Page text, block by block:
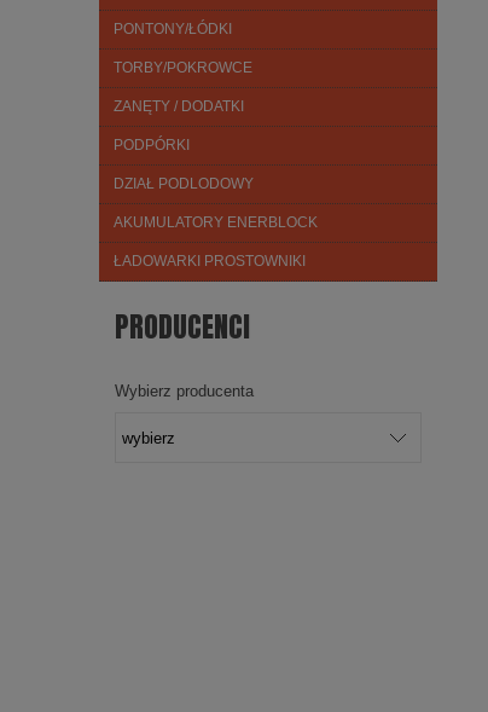
PONTONY/ŁÓDKI
TORBY/POKROWCE
ZANĘTY / DODATKI
PODPÓRKI
DZIAŁ PODLODOWY
AKUMULATORY ENERBLOCK
ŁADOWARKI PROSTOWNIKI
PRODUCENCI
Wybierz producenta